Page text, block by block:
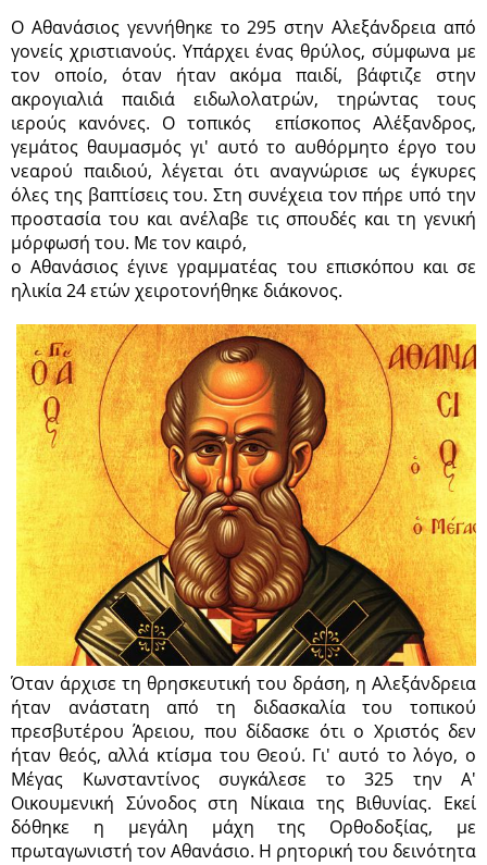
Ο Αθανάσιος γεννήθηκε το 295 στην Αλεξάνδρεια από
γονείς χριστιανούς. Υπάρχει ένας θρύλος, σύμφωνα με
τον οποίο, όταν ήταν ακόμα παιδί, βάφτιζε στην
ακρογιαλιά παιδιά ειδωλολατρών, τηρώντας τους
ιερούς κανόνες. Ο τοπικός επίσκοπος Αλέξανδρος,
γεμάτος θαυμασμός γι' αυτό το αυθόρμητο έργο του
νεαρού παιδιού, λέγεται ότι αναγνώρισε ως έγκυρες
όλες της βαπτίσεις του. Στη συνέχεια τον πήρε υπό την
προστασία του και ανέλαβε τις σπουδές και τη γενική
μόρφωσή του. Με τον καιρό,
ο Αθανάσιος έγινε γραμματέας του επισκόπου και σε
ηλικία 24 ετών χειροτονήθηκε διάκονος.
Όταν άρχισε τη θρησκευτική του δράση, η Αλεξάνδρεια
ήταν ανάστατη από τη διδασκαλία του τοπικού
πρεσβυτέρου Άρειου, που δίδασκε ότι ο Χριστός δεν
ήταν θεός, αλλά κτίσμα του Θεού. Γι' αυτό το λόγο, ο
Μέγας Κωνσταντίνος συγκάλεσε το 325 την Α'
Οικουμενική Σύνοδος στη Νίκαια της Βιθυνίας. Εκεί
δόθηκε η μεγάλη μάχη της Ορθοδοξίας, με
πρωταγωνιστή τον Αθανάσιο. Η ρητορική του δεινότητα